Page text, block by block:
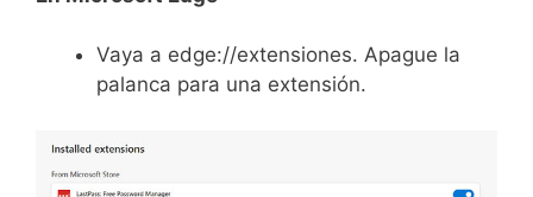
Vaya a edge://extensiones. Apague la
palanca para una extensión.